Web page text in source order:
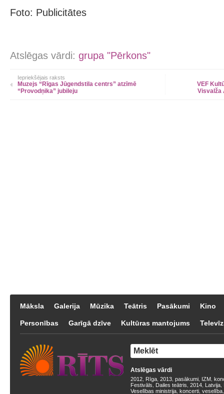
Foto: Publicitātes
Atslēgas vārdi: grupa "Pērkons"
Iepriekšējais raksts
Muzejs “Rīgas Jūgendstila centrs” atzīmē
“Provodņika” jubileju
VEF
Visvalža
Māksla Galerija Mūzika Teātris Pasākumi Kino
Personības Garīgā dzīve Kultūras mantojums
Atslēgas vārdi
2012 Rīga 2013 pasākumi IZM
Festivāls
Dailes teātris 2014 Latvija
Veselības ministrija koncerti veselība